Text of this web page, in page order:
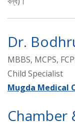
Dr.
MBBS, MCPS,
Child Specialist
Mugda Medical
Chamber